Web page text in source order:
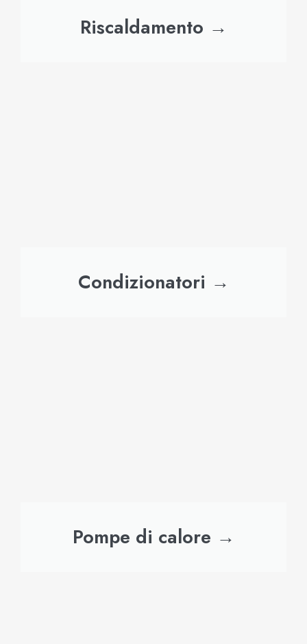
Riscaldamento →
Condizionatori →
Pompe di calore →